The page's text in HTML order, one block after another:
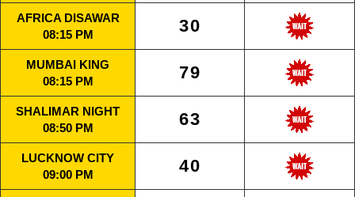
AFRICA DISAWAR
08:15 PM
30
MUMBAI KING
08:15 PM
79
SHALIMAR NIGHT
08:50 PM
63
LUCKNOW CITY
09:00 PM
40